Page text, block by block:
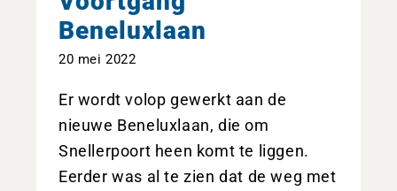
Beneluxlaan
20 mei 2022
Er wordt volop gewerkt aan de
nieuwe Beneluxlaan, die om
Snellerpoort heen komt te liggen.
Eerder was al te zien dat de weg met